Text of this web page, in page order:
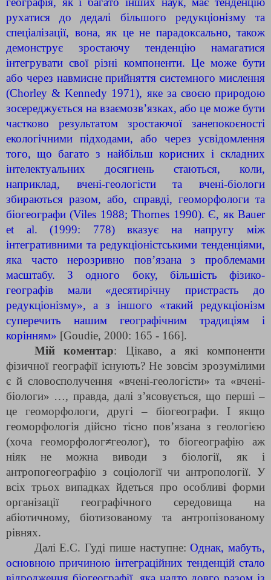
рухатися до дедалі більшого редукціонізму та
спеціалізації, вона, як це не парадоксально, також
демонструє зростаючу тенденцію намагатися
інтегрувати свої різні компоненти. Це може бути
або через навмисне прийняття системного мислення
(Chorley & Kennedy 1971), яке за своєю природою
зосереджується на взаємозв’язках, або це може бути
частково результатом зростаючої занепокоєності
екологічними підходами, або через усвідомлення
того, що багато з найбільш корисних і складних
інтелектуальних досягнень стаються, коли,
наприклад, вчені-геологісти та вчені-біологи
збираються разом, або, справді, геоморфологи та
біогеографи (Viles 1988; Thornes 1990). Є, як Bauer
et al. (1999: 778) вказує на напругу між
інтегративними та редукціоністськими тенденціями,
яка часто нерозривно пов’язана з проблемами
масштабу. З одного боку, більшість фізико-
географів мали «десятирічну пристрасть до
редукціонізму», а з іншого «такий редукціонізм
суперечить нашим географічним традиціям і
корінням» [Goudie, 2000: 165 - 166].
Мій коментар: Цікаво, а які компоненти
фізичної географії існують? Не зовсім зрозумілими
є й словосполучення «вчені-геологісти» та «вчені-
біологи» …, правда, далі з’ясовується, що перші –
це геоморфологи, другі – біогеографи. І якщо
геоморфологія дійсно тісно пов’язана з геологією
(хоча геоморфолог≠геолог), то біогеографію аж
ніяк не можна виводи з біології, як і
антропогеографію з соціології чи антропології. У
всіх трьох випадках йдеться про особливі форми
організації географічного середовища на
абіотичному, біотизованому та антропізованому
рівнях.
Далі Е.С. Гуді пише наступне:Однак, мабуть,
основною причиною інтеграційних тенденцій стало